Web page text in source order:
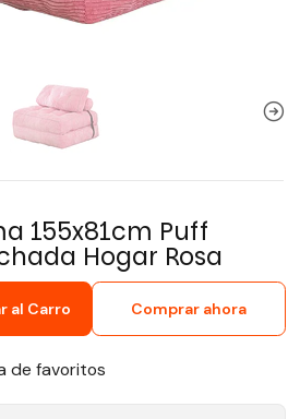
155x81cm Puff
Hogar Rosa
al Carro Comprar ahora
de favoritos